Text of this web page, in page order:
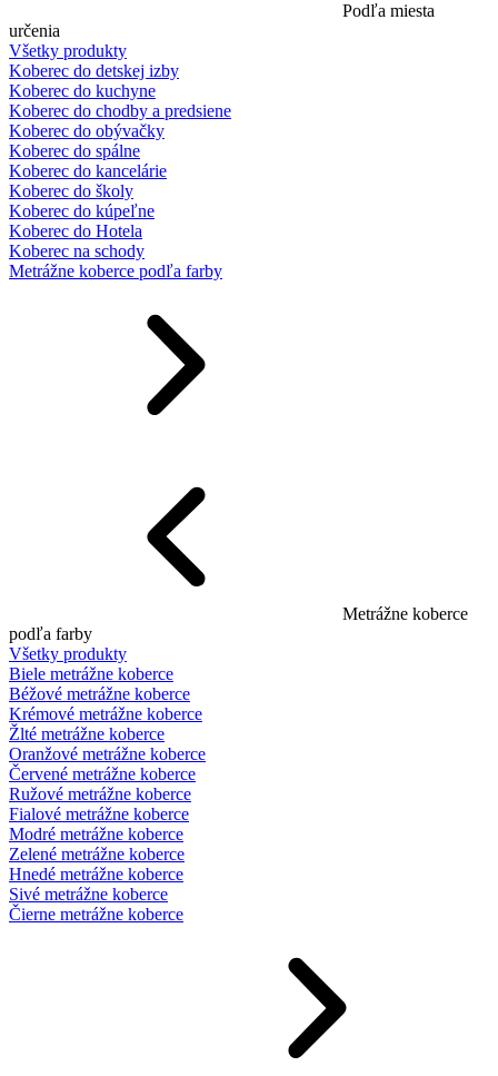
Podľa miesta
určenia
Všetky produkty
Koberec do detskej izby
Koberec do kuchyne
Koberec do chodby a predsiene
Koberec do obývačky
Koberec do spálne
Koberec do kancelárie
Koberec do školy
Koberec do kúpeľne
Koberec do Hotela
Koberec na schody
Metrážne koberce podľa farby
Metrážne koberce
podľa farby
Všetky produkty
Biele metrážne koberce
Béžové metrážne koberce
Krémové metrážne koberce
Žlté metrážne koberce
Oranžové metrážne koberce
Červené metrážne koberce
Ružové metrážne koberce
Fialové metrážne koberce
Modré metrážne koberce
Zelené metrážne koberce
Hnedé metrážne koberce
Sivé metrážne koberce
Čierne metrážne koberce